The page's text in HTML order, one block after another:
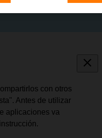
con otros
Antes de utilizar
aplicaciones va